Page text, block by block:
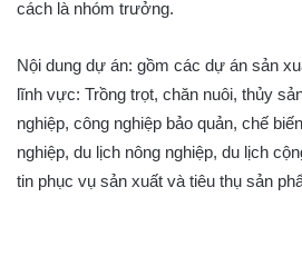
cách là nhóm trưởng.
Nội dung dự án: gồm các dự án sản
lĩnh vực: Trồng trọt, chăn nuôi, thủy
nghiệp, công nghiệp bảo quản, chế
nghiệp, du lịch nông nghiệp, du lịch
tin phục vụ sản xuất và tiêu thụ sản